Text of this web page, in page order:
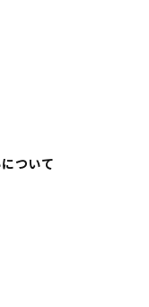
ついて